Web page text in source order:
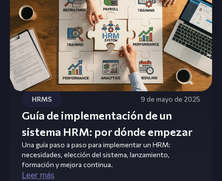
HRMS 9 de mayo de 2025
Guía de implementación de un
sistema HRM: por dónde empezar
Una guía paso a paso para implementar un HRM:
necesidades, elección del sistema, lanzamiento,
formación y mejora continua.
Leer más